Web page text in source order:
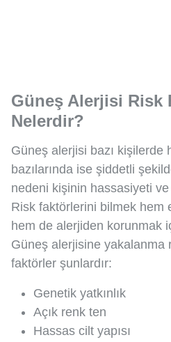
Güneş Alerjisi Risk
Nelerdir?
Güneş alerjisi bazı kişilerde
bazılarında ise şiddetli
nedeni kişinin hassasiyeti
Risk faktörlerini bilmek hem
hem de alerjiden korunmak
Güneş alerjisine yakalanma
faktörler şunlardır:
Genetik yatkınlık
Açık renk ten
Hassas cilt yapısı